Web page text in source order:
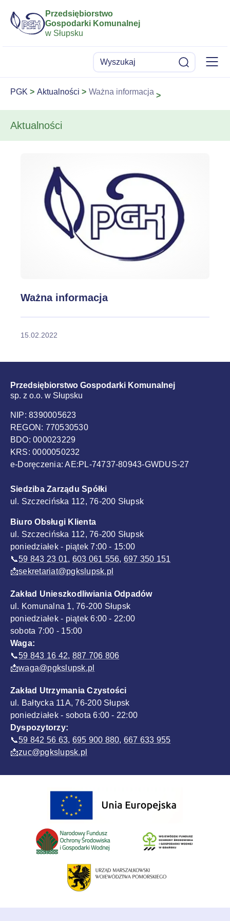
Przedsiębiorstwo
Gospodarki Komunalnej
w Słupsku
Wyszukaj Szukaj Menu
PGK Aktualności Ważna informacja
Aktualności
Ważna informacja
15.02.2022
Przedsiębiorstwo Gospodarki Komunalnej
sp. z o.o. w Słupsku
NIP: 8390005623
REGON: 770530530
BDO: 000023229
KRS: 0000050232
e-Doręczenia: AE:PL-74737-80943-GWDUS-27
Siedziba Zarządu Spółki
ul. Szczecińska 112, 76-200 Słupsk
Biuro Obsługi Klienta
ul. Szczecińska 112, 76-200 Słupsk
poniedziałek - piątek 7:00 - 15:00
📞59 843 23 01, 603 061 556, 697 350 151
📩sekretariat@pgkslupsk.pl
Zakład Unieszkodliwiania Odpadów
ul. Komunalna 1, 76-200 Słupsk
poniedziałek - piątek 6:00 - 22:00
sobota 7:00 - 15:00
Waga:
📞59 843 16 42, 887 706 806
📩waga@pgkslupsk.pl
Zakład Utrzymania Czystości
ul. Bałtycka 11A, 76-200 Słupsk
poniedziałek - sobota 6:00 - 22:00
Dyspozytorzy:
📞59 842 56 63, 695 900 880, 667 633 955
📩zuc@pgkslupsk.pl
Sponsorzy